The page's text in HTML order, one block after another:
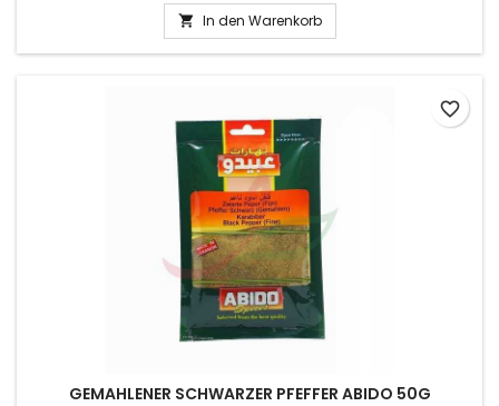
 In den Warenkorb
GEMAHLENER SCHWARZER PFEFFER ABIDO 50G
favorite_border